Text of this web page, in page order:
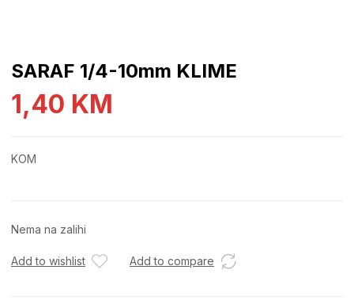
SARAF 1/4-10mm KLIME
1,40 KM
KOM
Nema na zalihi
Add to wishlist Add to compare